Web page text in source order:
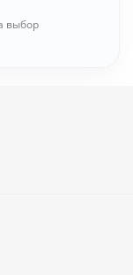
выбор